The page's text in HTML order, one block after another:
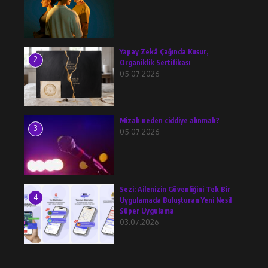
2
Yapay Zekâ Çağında Kusur,
Organiklik Sertifikası
05.07.2026
3
Mizah neden ciddiye alınmalı?
05.07.2026
4
Sezi: Ailenizin Güvenliğini Tek Bir
Uygulamada Buluşturan Yeni Nesil
Süper Uygulama
03.07.2026